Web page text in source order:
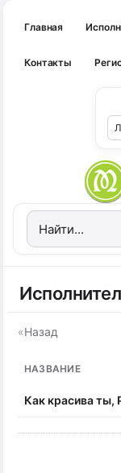
Главная
Контакты
«Назад
НАЗВАНИЕ
Как красива ты,